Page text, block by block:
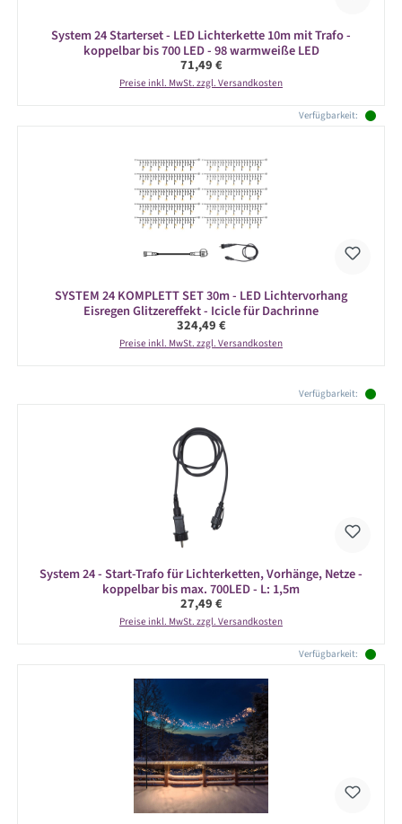
System 24 Starterset - LED Lichterkette 10m mit Trafo -
koppelbar bis 700 LED - 98 warmweiße LED
Regulärer Preis:
71,49 €
Preise inkl. MwSt. zzgl. Versandkosten
Verfügbarkeit:
SYSTEM 24 KOMPLETT SET 30m - LED Lichtervorhang
Eisregen Glitzereffekt - Icicle für Dachrinne
Regulärer Preis:
324,49 €
Preise inkl. MwSt. zzgl. Versandkosten
Verfügbarkeit:
System 24 - Start-Trafo für Lichterketten, Vorhänge, Netze -
koppelbar bis max. 700LED - L: 1,5m
Regulärer Preis:
27,49 €
Preise inkl. MwSt. zzgl. Versandkosten
Verfügbarkeit: